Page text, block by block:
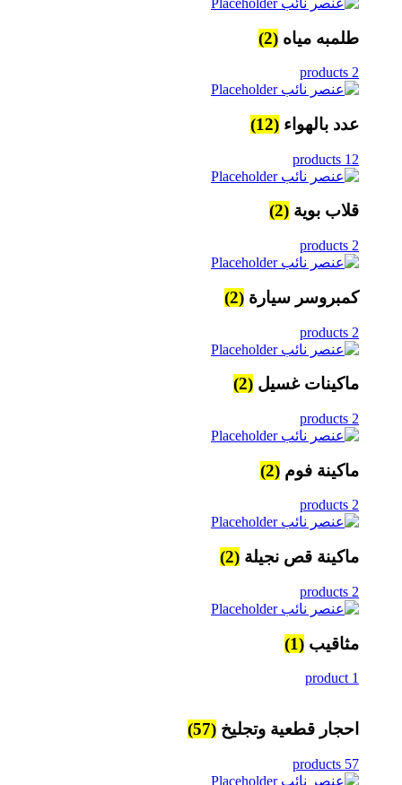
طلمبه مياه (2)
2 products
عدد بالهواء (12)
12 products
قلاب بوية (2)
2 products
كمبروسر سيارة (2)
2 products
ماكينات غسيل (2)
2 products
ماكينة فوم (2)
2 products
ماكينة قص نجيلة (2)
2 products
مثاقيب (1)
1 product
احجار قطعية وتجليخ (57)
57 products